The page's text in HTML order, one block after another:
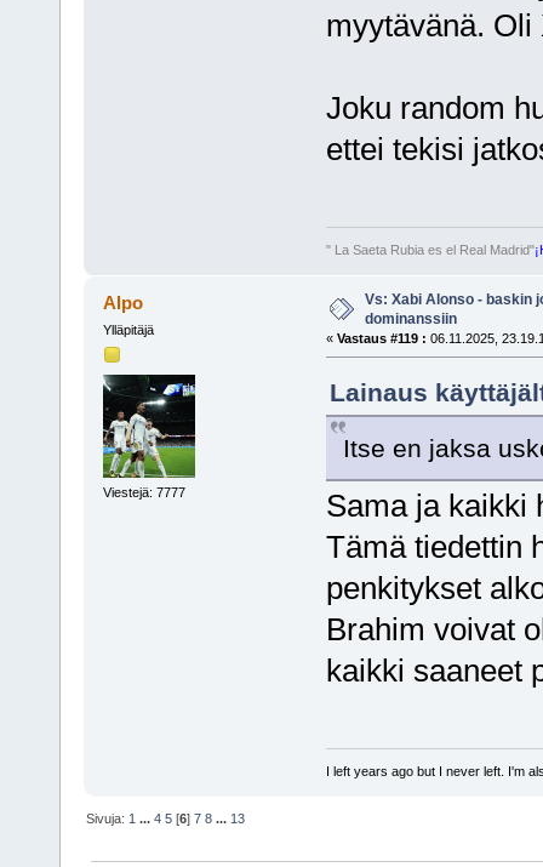
myytävänä. Oli
Joku random
ettei tekisi
" La Saeta Rubia es el Real Madrid"
Alpo
Ylläpitäjä
Viestejä: 7777
Vs: Xabi Alonso - baskin
dominanssiin
« Vastaus #119 : 06.11.2025,
Lainaus
Itse en jaksa
Sama ja kaikki
Tämä tiedettin
penkitykset
Brahim voivat
kaikki saaneet
I left years ago but I never left. I'm
Sivuja: 1 ...4 5 [6]7 8 ... 13